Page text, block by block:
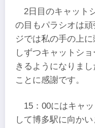
2日目のキャット
の目もパラシオは
ジでは私の手の上
しずつキャットシ
きるようになりま
ことに感謝です。
15：00にはキャ
して博多駅に向か